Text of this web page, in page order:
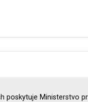
poskytuje Ministerstvo